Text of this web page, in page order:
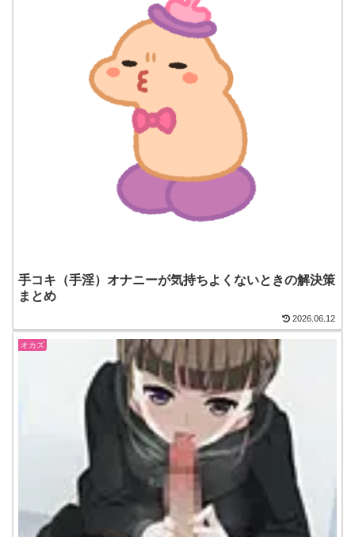
手コキ（手淫）オナニーが気持ちよくないときの解決策
まとめ
2026.06.12
オカズ